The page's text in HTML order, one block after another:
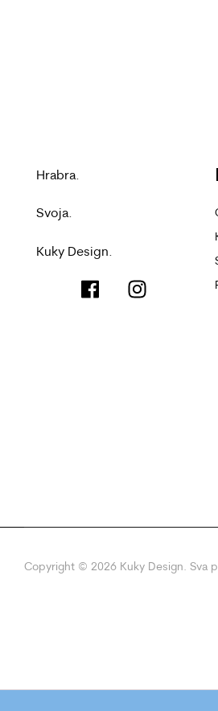
Hrabra.
Svoja.
Kuky Design.
Copyright © 2026 Kuky Design. Sva